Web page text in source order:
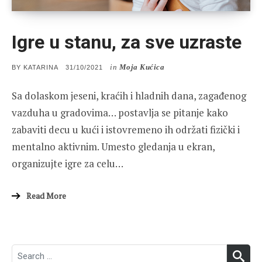
Igre u stanu, za sve uzraste
BY KATARINA
POSTED
31/10/2021 in Moja Kućica
Sa dolaskom jeseni, kraćih i hladnih dana, zagađenog
vazduha u gradovima… postavlja se pitanje kako
zabaviti decu u kući i istovremeno ih održati fizički i
mentalno aktivnim. Umesto gledanja u ekran,
organizujte igre za celu…
Read More
Search